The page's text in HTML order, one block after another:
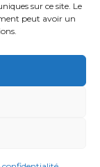
sur ce site. Le
peut avoir un